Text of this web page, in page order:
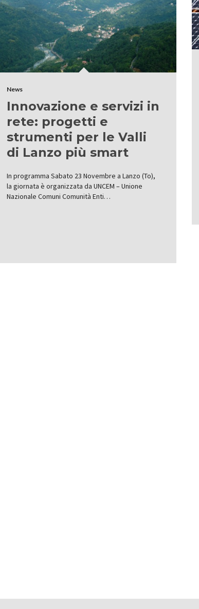
News
Innovazione e servizi in
rete: progetti e
strumenti per le Valli
di Lanzo più smart
In programma Sabato 23 Novembre a Lanzo (To),
la giornata è organizzata da UNCEM – Unione
Nazionale Comuni Comunità Enti…